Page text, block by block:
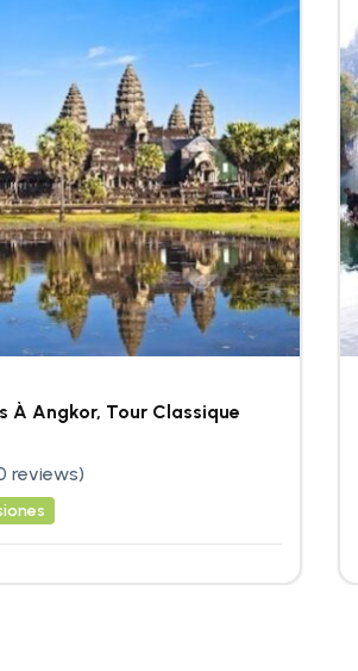
À Angkor, Tour Classique
reviews)